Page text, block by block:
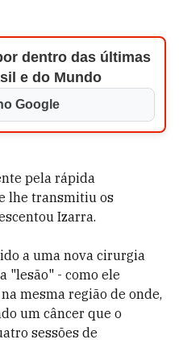
dentro das últimas
e do Mundo
Google
pela rápida
lhe transmitiu os
Izarra.
a uma nova cirurgia
"lesão" - como ele
mesma região de onde,
um câncer que o
sessões de